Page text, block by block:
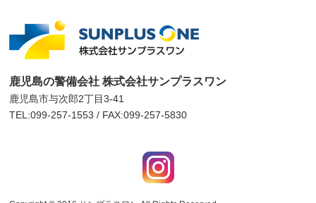
鹿児島の警備会社 株式会社サンプラスワン
鹿児島市与次郎2丁目3-41
TEL:099-257-1553 / FAX:099-257-5830